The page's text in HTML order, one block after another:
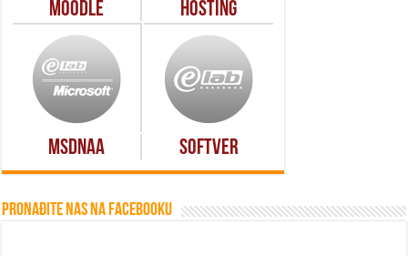
Moodle Hosting
MSDNAA Softver
Pronađite nas na Facebooku